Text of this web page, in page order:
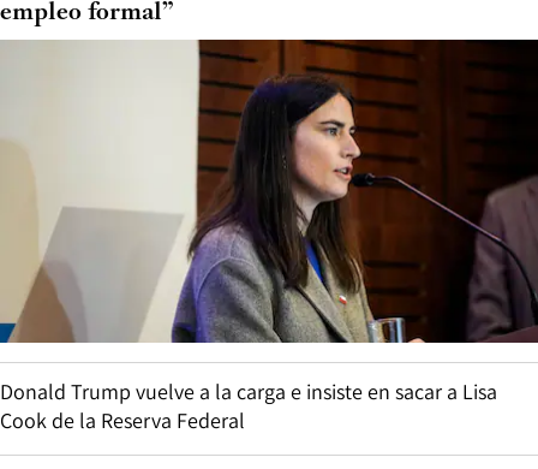
empleo formal”
Donald Trump vuelve a la carga e insiste en sacar a Lisa
Cook de la Reserva Federal